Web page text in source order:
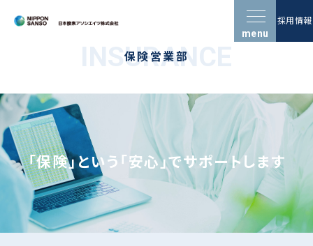
menu
採用情報
INSURANCE
保険営業部
「保険」という「安心」でサポートします